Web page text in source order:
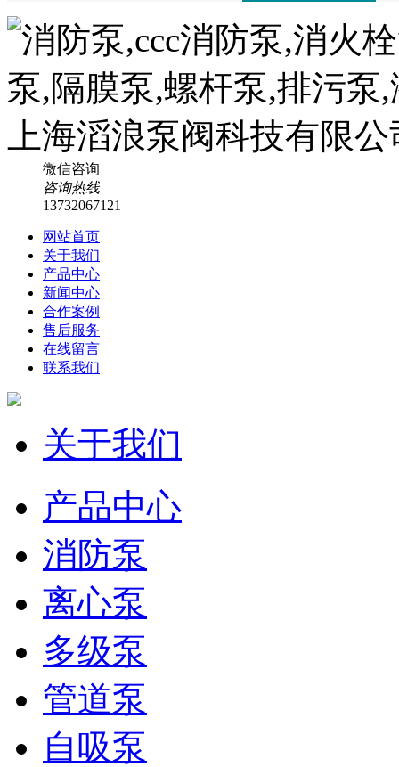
微信咨询
咨询热线
13732067121
网站首页
关于我们
产品中心
新闻中心
合作案例
售后服务
在线留言
联系我们
关于我们
产品中心
消防泵
离心泵
多级泵
管道泵
自吸泵